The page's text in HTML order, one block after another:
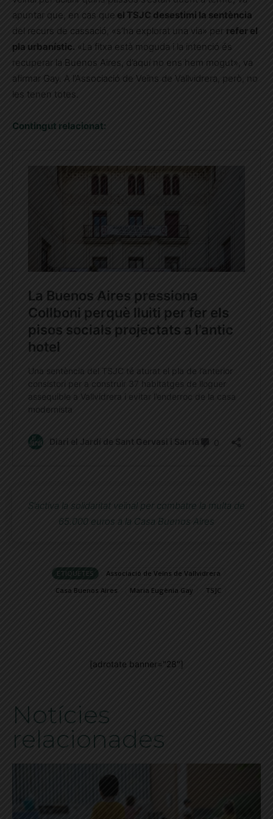
apuntar que, en cas que el TSJC desestimi la sentència
del recurs de cassació, «s’ha explorat una via» per
refer el
pla urbanístic. «La fitxa està moguda i la intenció és
recuperar la Buenos Aires, d’aquí no ens hem mogut», va
afirmar Gay. A l’Associació de Veïns de Vallvidrera, però, no
les tenen totes.
Contingut relacionat:
S’activa la solidaritat veïnal per combatre la multa de
65.000 euros a la Casa Buenos Aires
ETIQUETES
Associació de Veïns de Vallvidrera
Casa Buenos Aires
Maria Eugènia Gay TSJC
[adrotate banner="28"]
Notícies
relacionades